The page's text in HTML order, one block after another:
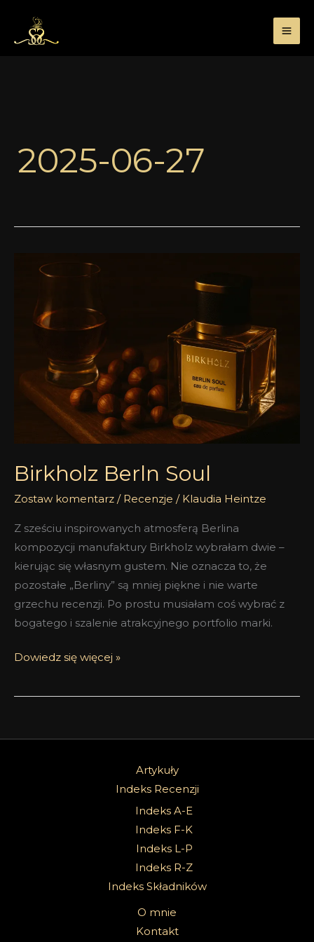
treści
2025-06-27
Birkholz Berln Soul
Zostaw komentarz / Recenzje / Klaudia Heintze
Z sześciu inspirowanych atmosferą Berlina
kompozycji manufaktury Birkholz wybrałam dwie –
kierując się własnym gustem. Nie oznacza to, że
pozostałe „Berliny” są mniej piękne i nie warte
grzechu recenzji. Po prostu musiałam coś wybrać z
bogatego i szalenie atrakcyjnego portfolio marki.
Birkholz
Dowiedz się więcej »
Artykuły
Indeks Recenzji
Indeks A-E
Indeks F-K
Indeks L-P
Indeks R-Z
Indeks Składników
O mnie
Kontakt